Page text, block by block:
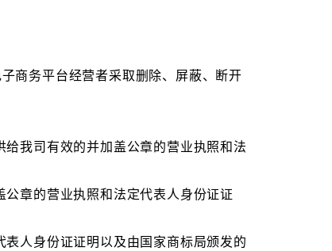
商务平台经营者采取删除、屏蔽、断开
我司有效的并加盖公章的营业执照和法
章的营业执照和法定代表人身份证证
人身份证证明以及由国家商标局颁发的